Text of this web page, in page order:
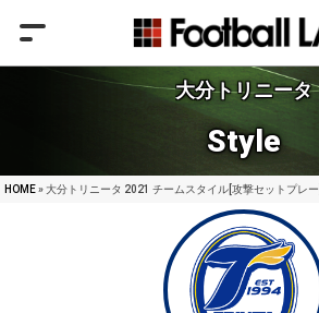
大分トリニータ
Style
HOME» 大分トリニータ 2021 チームスタイル[攻撃セットプレー]